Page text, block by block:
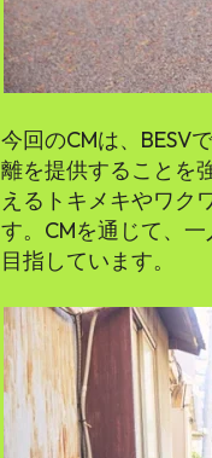
今回のCMは、BESV
離を提供することを
えるトキメキやワク
す。CMを通じて、
目指しています。